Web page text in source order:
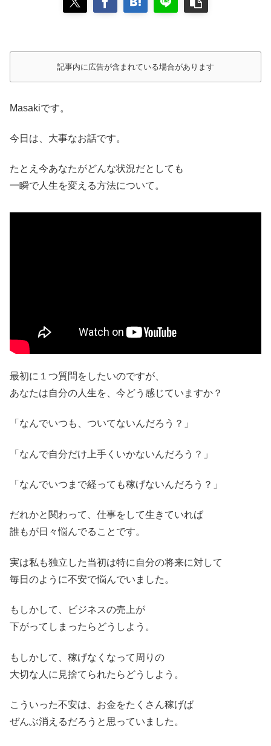
記事内に広告が含まれている場合があります
Masakiです。
今日は、大事なお話です。
たとえ今あなたがどんな状況だとしても
一瞬で人生を変える方法について。
最初に１つ質問をしたいのですが、
あなたは自分の人生を、今どう感じていますか？
「なんでいつも、ついてないんだろう？」
「なんで自分だけ上手くいかないんだろう？」
「なんでいつまで経っても稼げないんだろう？」
だれかと関わって、仕事をして生きていれば
誰もが日々悩んでることです。
実は私も独立した当初は特に自分の将来に対して
毎日のように不安で悩んでいました。
もしかして、ビジネスの売上が
下がってしまったらどうしよう。
もしかして、稼げなくなって周りの
大切な人に見捨てられたらどうしよう。
こういった不安は、お金をたくさん稼げば
ぜんぶ消えるだろうと思っていました。